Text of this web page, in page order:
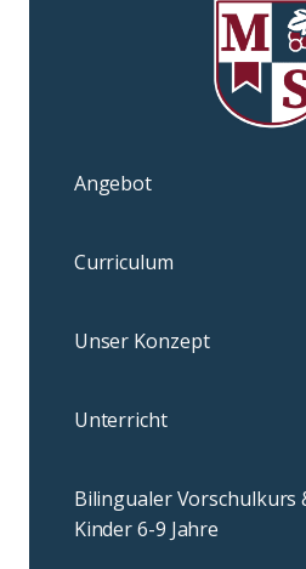
Angebot
Curriculum
Unser Konzept
Unterricht
Bilingualer Vorschulkurs
Kinder 6-9 Jahre